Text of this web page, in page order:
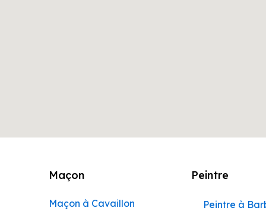
Maçon
Maçon à Cavaillon
Peintre
Peintre à